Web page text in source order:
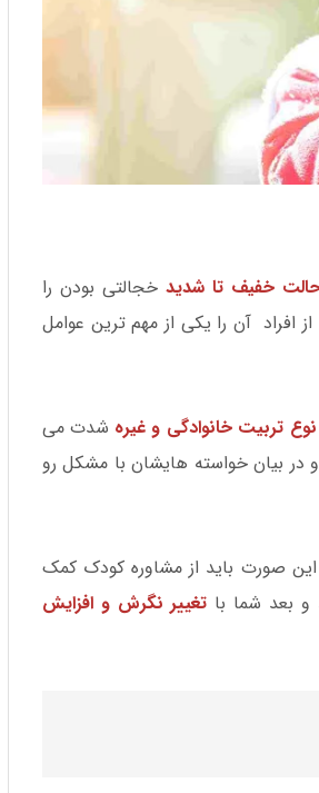
خفیف تا شدید خجالتی بودن را
افراد آن را یکی از مهم ترین عوامل
تربیت خانوادگی و غیره شدت می
در بیان خواسته هایشان با مشکل رو
صورت باید از مشاوره کودک کمک
بعد شما با تغییر نگرش و افزایش